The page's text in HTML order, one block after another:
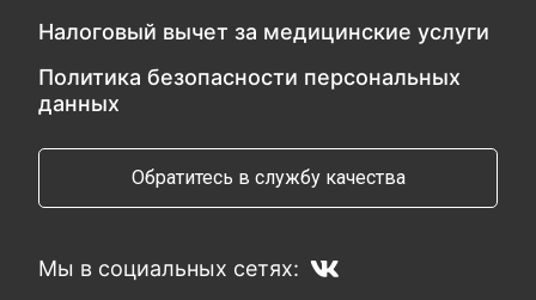
Налоговый вычет за медицинские услуги
Политика безопасности персональных
данных
Обратитесь в службу качества
Мы в социальных сетях: